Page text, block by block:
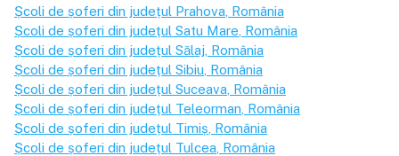
Școli de șoferi din județul Prahova , România
Școli de șoferi din județul Satu Mare , România
Școli de șoferi din județul Sălaj , România
Școli de șoferi din județul Sibiu , România
Școli de șoferi din județul Suceava , România
Școli de șoferi din județul Teleorman , România
Școli de șoferi din județul Timiș , România
Școli de șoferi din județul Tulcea , România